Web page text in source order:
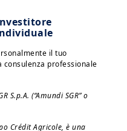
il tuo
consulenza professionale
S.p.A. (“Amundi SGR” o
Crédit Agricole, è una